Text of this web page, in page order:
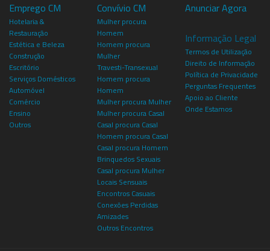
Emprego CM
Hotelaria &
Restauração
Estética e Beleza
Construção
Escritório
Serviços Domésticos
Automóvel
Comércio
Ensino
Outros
Convívio CM
Mulher procura
Homem
Homem procura
Mulher
Travesti-Transexual
Homem procura
Homem
Mulher procura Mulher
Mulher procura Casal
Casal procura Casal
Homem procura Casal
Casal procura Homem
Brinquedos Sexuais
Casal procura Mulher
Locais Sensuais
Encontros Casuais
Conexões Perdidas
Amizades
Outros Encontros
Anunciar Agora
Informação Legal
Termos de Utilização
Direito de Informação
Política de Privacidade
Perguntas Frequentes
Apoio ao Cliente
Onde Estamos